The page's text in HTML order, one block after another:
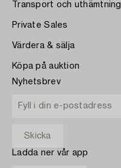
Transport och uthämtning
Private Sales
Värdera & sälja
Köpa på auktion
Nyhetsbrev
Ladda ner vår app